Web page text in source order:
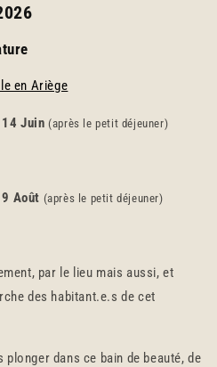
en Ariège
14 Juin (après le petit déjeuner)
9 Août (après le petit déjeuner)
par le lieu mais aussi, et
des habitant.e.s de cet
dans ce bain de beauté, de